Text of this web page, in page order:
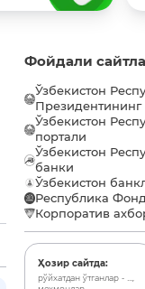
Фойдали
Ўзбекистон
Президентининг
Ўзбекистон
портали
Ўзбекистон
банки
Ўзбекистон
Республика
Корпоратив
Ҳозир сайтда:
рўйхатдан ўтганлар - ...,